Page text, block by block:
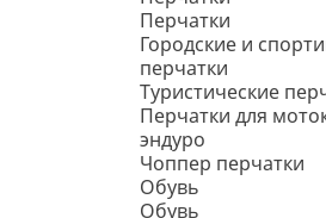
Перчатки
Городские и
перчатки
Туристические
Перчатки для
эндуро
Чоппер перчатки
Обувь
Обувь